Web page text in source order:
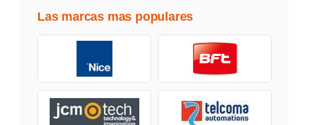
Las marcas mas populares